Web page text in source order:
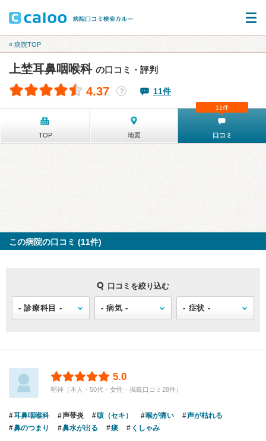
« 病院TOP
上埜耳鼻咽喉科 の口コミ・評判
4.37 ？ 11件
TOP 地図 口コミ
11件
この病院の口コミ (11件)
口コミを絞り込む
5.0
明神（本人・50代・女性・掲載口コミ28件）
耳鼻咽喉科 声帯炎 咳（セキ） 喉が痛い
声が枯れる
鼻のつまり
鼻水が出る 痰 くしゃみ